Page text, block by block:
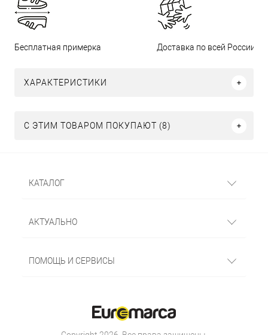
Бесплатная примерка Доставка по всей России
ХАРАКТЕРИСТИКИ
С ЭТИМ ТОВАРОМ ПОКУПАЮТ (8)
КАТАЛОГ
АКТУАЛЬНО
ПОМОЩЬ И СЕРВИСЫ